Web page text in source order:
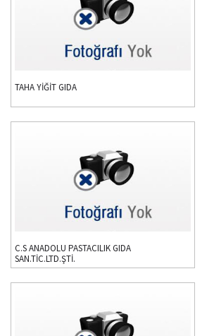
TAHA YİĞİT GIDA
C.S ANADOLU PASTACILIK GIDA
SAN.TİC.LTD.ŞTİ.